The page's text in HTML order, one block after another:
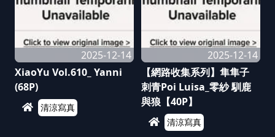
2025-12-14
XiaoYu Vol.610_ Yanni
(68P)
清涼寫真
2025-12-14
【網路收集系列】隼隼子
刺青Poi Luisa_零紗 馴鹿
與狼【40P】
清涼寫真